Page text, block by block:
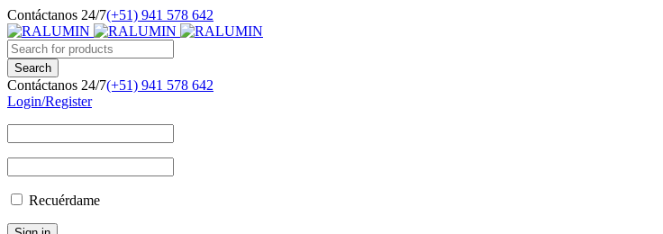
Contáctanos 24/7(+51) 941 578 642
Contáctanos 24/7(+51) 941 578 642
Login/Register
Recuérdame